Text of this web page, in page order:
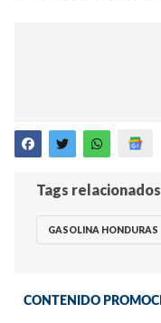
Tags relacionados
GASOLINA HONDURAS